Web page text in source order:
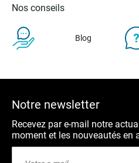
Nos conseils
Blog
Notre newsletter
Recevez par e-mail notre
moment et les nouveautés en